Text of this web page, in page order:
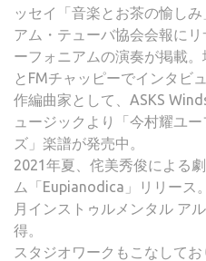
ッセイ「音楽とお茶の愉し
アム・テューバ協会会報に
ーフォニアムの演奏が掲載
とFMチャッピーでインタビ
作編曲家として、ASKS
ュージックより「今村耀ユ
ズ」楽譜が発売中。
2021年夏、侘美秀俊による
ム「Eupianodica」リリー
月インストゥルメンタル ア
得。
スタジオワークもこなして